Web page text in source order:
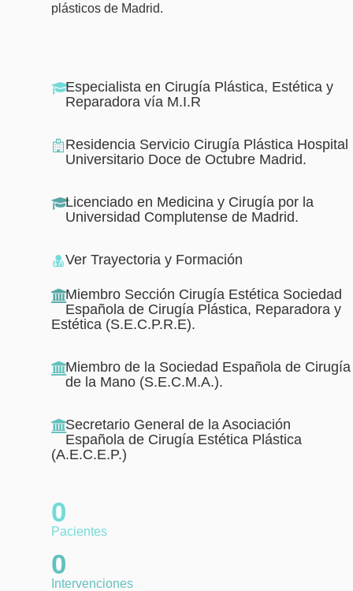
plásticos de Madrid.
Especialista en Cirugía Plástica, Estética y
Reparadora vía M.I.R
Residencia Servicio Cirugía Plástica Hospital
Universitario Doce de Octubre Madrid.
Licenciado en Medicina y Cirugía por la
Universidad Complutense de Madrid.
Ver Trayectoria y Formación
Miembro Sección Cirugía Estética Sociedad
Española de Cirugía Plástica, Reparadora y
Estética (S.E.C.P.R.E).
Miembro de la Sociedad Española de Cirugía
de la Mano (S.E.C.M.A.).
Secretario General de la Asociación
Española de Cirugía Estética Plástica
(A.E.C.E.P.)
0
Pacientes
0
Intervenciones